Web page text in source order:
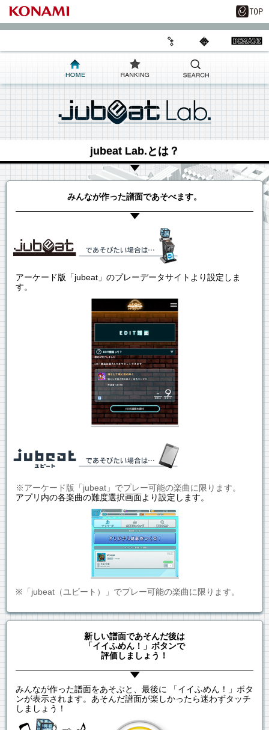
jubeat Lab.とは？
みんなが作った譜面であそべます。
アーケード版「jubeat」のプレーデータサイトより設定しま
す。
※アーケード版「jubeat」でプレー可能の楽曲に限ります。
アプリ内の各楽曲の難度選択画面より設定します。
※「jubeat（ユビート）」でプレー可能の楽曲に限ります。
新しい譜面であそんだ後は
「イイふめん！」ボタンで
評価しましょう！
みんなが作った譜面をあそぶと、最後に 「イイふめん！」ボタ
ンが表示されます。あそんだ譜面が楽しかったら迷わずタッチ
しましょう！